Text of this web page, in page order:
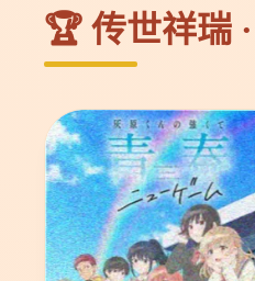
🏆 传世祥瑞